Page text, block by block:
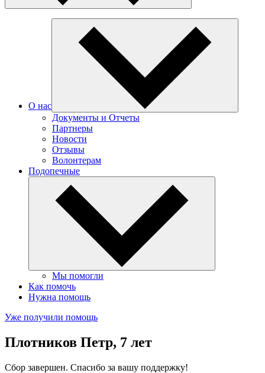
О нас
Документы и Отчеты
Партнеры
Новости
Отзывы
Волонтерам
Подопечные
Мы помогли
Как помочь
Нужна помощь
Уже получили помощь
Плотников Петр, 7 лет
Сбор завершен. Спасибо за вашу поддержку!